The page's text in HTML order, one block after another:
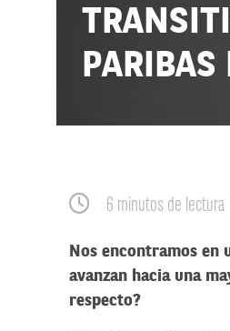
PARIBAS
6 minutos de lectura
Nos encontramos en
avanzan hacia una
respecto?